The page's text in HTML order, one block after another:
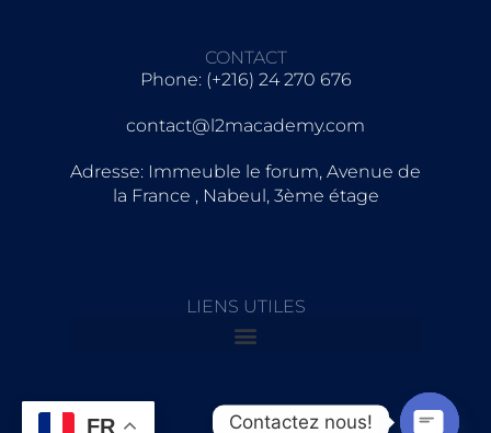
CONTACT
Phone: (+216) 24 270 676
contact@l2macademy.com
Adresse: Immeuble le forum, Avenue de
la France , Nabeul, 3ème étage
LIENS UTILES
FR Contactez nous!